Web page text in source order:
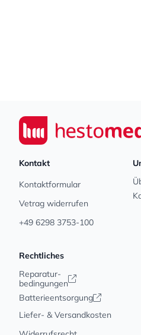
Seiwert GmbH
Kontakt
Kontaktformular
Vetrag widerrufen
+49 6298 3753-100
Rechtliches
Reparatur-
bedingungen
Batterieentsorgung
Liefer- & Versandkosten